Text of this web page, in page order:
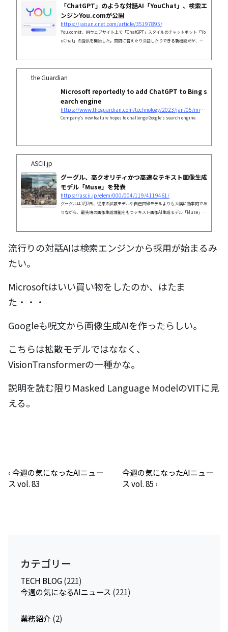
「ChatGPT」のような対話AI「YouChat」、検索エ
ンジンYou.comが公開
https://japan.cnet.com/article/35197895/
You.comは、同ウェブサイト上で「ChatGPT」スタイルのチャットボット「Yo
uChat」の提供を開始した。質問に答えたり会話したりできる新機能だが、回
the Guardian
Microsoft reportedly to add ChatGPT to Bing s
earch engine
https://www.theguardian.com/technology/2023/jan/05/microsoft-chatgpt-bing-search-engine
Company’s new feature hopes to challenge Google’s search engine
ASCII.jp
グーグル、高クオリティかつ高速なテキスト画像生成
モデル「Muse」を発表
https://ascii.jp/elem/000/004/119/4119461/
グーグルは1月2日、従来の拡散モデルや自己回帰モデルよりも大幅に効率的であ
りながら、最先端の画像生成性能をもつテキスト画像AI生成モデル「Muse」を
流行りの対話AIは検索エンジンから採用が始まるみ
たい。
Microsoftはいい買い物をしたのか、はたま
た・・・
Googleも呪文から画像生成AIを作ったらしい。
こちらは拡散モデルではななく、
VisionTransformerの一種かな。
説明を読む限りMasked Language ModelのVITに見
える。
‹今週の気になったAIニュー
ス vol. 83
今週の気になったAIニュー
ス vol. 85 ›
カテゴリー
TECH BLOG(221)
今週の気になるAIニュース (221)
業務紹介 (2)